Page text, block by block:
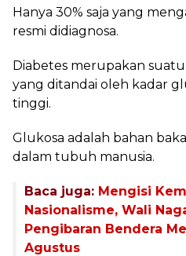
Hanya 30% saja yang
resmi didiagnosa.
Diabetes merupakan
yang ditandai oleh kadar
tinggi.
Glukosa adalah bahan
dalam tubuh manusia.
Baca juga: Mengisi
Nasionalisme, Wali
Pengibaran Bendera
Agustus